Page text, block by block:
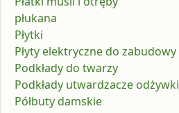
płukana
Płytki
Płyty elektryczne do zabudowy
Podkłady do twarzy
Podkłady utwardzacze odżywki
Półbuty damskie